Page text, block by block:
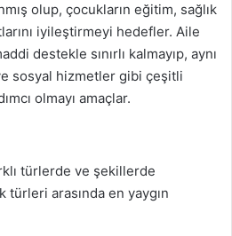
olup, çocukların eğitim, sağlık
iyileştirmeyi hedefler. Aile
destekle sınırlı kalmayıp, aynı
sosyal hizmetler gibi çeşitli
olmayı amaçlar.
türlerde ve şekillerde
türleri arasında en yaygın